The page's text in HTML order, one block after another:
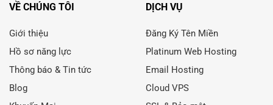
VỀ CHÚNG TÔI
Giới thiệu
Hồ sơ năng lực
Thông báo & Tin tức
Blog
DỊCH VỤ
Đăng Ký Tên Miền
Platinum Web Hosting
Email Hosting
Cloud VPS